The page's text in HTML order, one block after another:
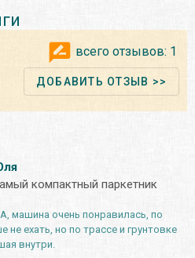
всего отзывов: 1
ДОБАВИТЬ ОТЗЫВ >>
компактный паркетник
машина очень понравилась, по
не ехать, но по трассе и грунтовке
внутри.